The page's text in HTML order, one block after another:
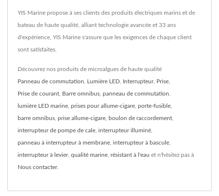
YIS Marine propose à ses clients des produits électriques marins et de
bateau de haute qualité, alliant technologie avancée et 33 ans
d'expérience, YIS Marine s'assure que les exigences de chaque client
sont satisfaites.
Découvrez nos produits de microalgues de haute qualité
Panneau de commutation Lumière LED Interrupteur, Prise
Prise de courant Barre omnibus panneau de commutation
lumière LED marine prises pour allume-cigare porte-fusible
barre omnibus prise allume-cigare boulon de raccordement
interrupteur de pompe de cale interrupteur illuminé
panneau à interrupteur à membrane interrupteur à bascule
interrupteur à levier, qualité marine résistant à l'eau et n'hésitez pas à
Nous contacter.